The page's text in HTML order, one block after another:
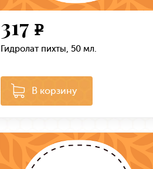
317 e
Гидролат пихты, 50 мл.
В корзину